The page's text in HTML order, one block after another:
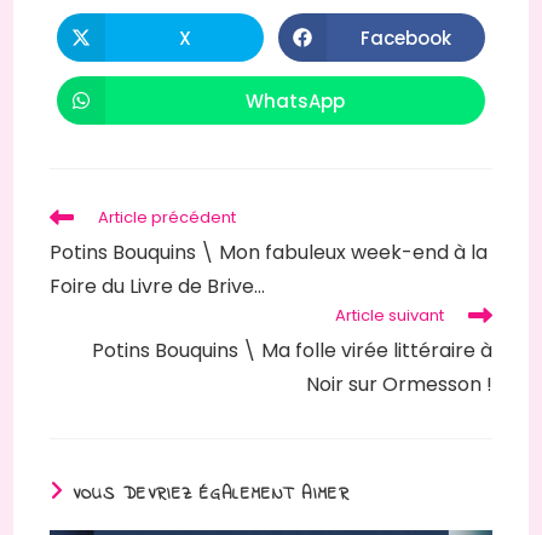
X
Facebook
WhatsApp
Article précédent
Potins Bouquins \ Mon fabuleux week-end à la
Foire du Livre de Brive…
Article suivant
Potins Bouquins \ Ma folle virée littéraire à
Noir sur Ormesson !
VOUS DEVRIEZ ÉGALEMENT AIMER